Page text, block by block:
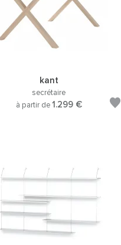
kant
secrétaire
à partir de 1.299 €